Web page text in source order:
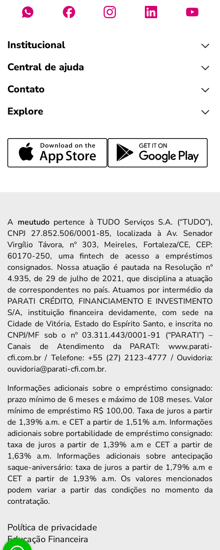
Institucional
Central de ajuda
Contato
Explore
A meutudopertence à TUDO Serviços S.A. (“TUDO”),
CNPJ 27.852.506/0001-85, localizada à Av. Senador
Virgílio Távora, nº 303, Meireles, Fortaleza/CE, CEP:
60170-250, uma fintech de acesso a empréstimos
consignados. Nossa atuação é pautada na Resolução nº
4.935, de 29 de julho de 2021, que disciplina a atuação
de correspondentes no país. Atuamos por intermédio da
PARATI CRÉDITO, FINANCIAMENTO E INVESTIMENTO
S/A, instituição financeira devidamente, com sede na
Cidade de Vitória, Estado do Espírito Santo, e inscrita no
CNPJ/MF sob o nº 03.311.443/0001-91 (“PARATI”) –
Canais de Atendimento da PARATI: www.parati-
cfi.com.br / Telefone: +55 (27) 2123-4777 / Ouvidoria:
ouvidoria@parati-cfi.com.br.
Informações adicionais sobre o empréstimo consignado:
prazo mínimo de 6 meses e máximo de 108 meses. Valor
mínimo de empréstimo R$ 100,00. Taxa de juros a partir
de 1,39% a.m. e CET a partir de 1,51% a.m. Informações
adicionais sobre portabilidade de empréstimo consignado:
taxa de juros a partir de 1,39% a.m e CET a partir de
1,63% a.m. Informações adicionais sobre antecipação
saque-aniversário: taxa de juros a partir de 1,79% a.m e
CET a partir de 1,93% a.m. Os valores mencionados
podem variar a partir das condições no momento da
contratação.
Política de privacidade
Educação Financeira